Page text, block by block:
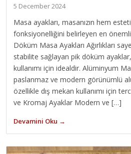
5 December 2024
Masa ayakları, masanızın hem
fonksiyonelliğini belirleyen en
Döküm Masa Ayakları Ağırlıkları
stabilite sağlayan pik döküm
kullanımı için idealdir. Alüminyum
paslanmaz ve modern görünümlü
özellikle dış mekan kullanımı için
ve Kromaj Ayaklar Modern ve […]
Devamini Oku →